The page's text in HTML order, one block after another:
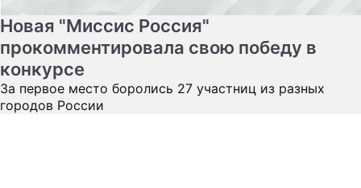
О ПРОЕКТЕ
Новая "Миссис Россия"
прокомментировала свою победу в
конкурсе
За первое место боролись 27 участниц из разных
городов России